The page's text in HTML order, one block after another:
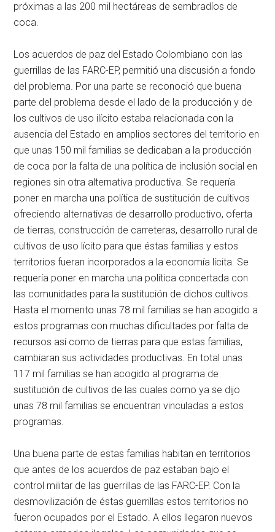
próximas a las 200 mil hectáreas de sembradíos de
coca.
Los acuerdos de paz del Estado Colombiano con las
guerrillas de las FARC-EP, permitió una discusión a fondo
del problema. Por una parte se reconoció que buena
parte del problema desde el lado de la producción y de
los cultivos de uso ilícito estaba relacionada con la
ausencia del Estado en amplios sectores del territorio en
que unas 150 mil familias se dedicaban a la producción
de coca por la falta de una política de inclusión social en
regiones sin otra alternativa productiva. Se requería
poner en marcha una política de sustitución de cultivos
ofreciendo alternativas de desarrollo productivo, oferta
de tierras, construcción de carreteras, desarrollo rural de
cultivos de uso lícito para que éstas familias y estos
territorios fueran incorporados a la economía lícita. Se
requería poner en marcha una política concertada con
las comunidades para la sustitución de dichos cultivos.
Hasta el momento unas 78 mil familias se han acogido a
estos programas con muchas dificultades por falta de
recursos así como de tierras para que estas familias,
cambiaran sus actividades productivas. En total unas
117 mil familias se han acogido al programa de
sustitución de cultivos de las cuales como ya se dijo
unas 78 mil familias se encuentran vinculadas a estos
programas.
Una buena parte de estas familias habitan en territorios
que antes de los acuerdos de paz estaban bajo el
control militar de las guerrillas de las FARC-EP. Con la
desmovilización de éstas guerrillas estos territorios no
fueron ocupados por el Estado. A ellos llegaron nuevos